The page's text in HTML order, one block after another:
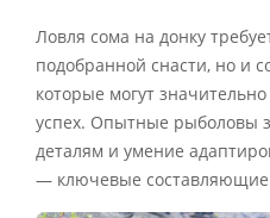
Ловля сома на донку
подобранной снасти, но и
которые могут
успех. Опытные рыболовы
деталям и умение
— ключевые составляющие